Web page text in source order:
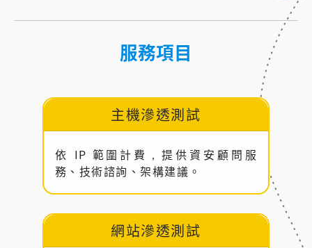
服務項目
主機滲透測試
依 IP 範圍計費，提供資安顧問服
務、技術諮詢、架構建議。
網站滲透測試